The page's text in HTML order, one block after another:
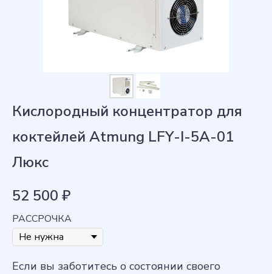
Кислородный концентратор для
коктейлей Atmung LFY-I-5A-01
Люкс
52 500 ₽
РАССРОЧКА
Если вы заботитесь о состоянии своего